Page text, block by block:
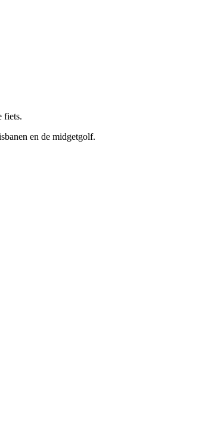
fiets.
en de midgetgolf.